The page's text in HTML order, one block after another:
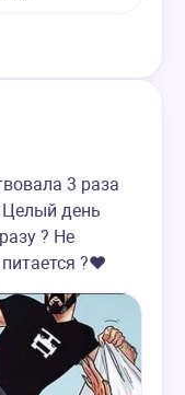
3 раза
Целый день
? Не
?❤